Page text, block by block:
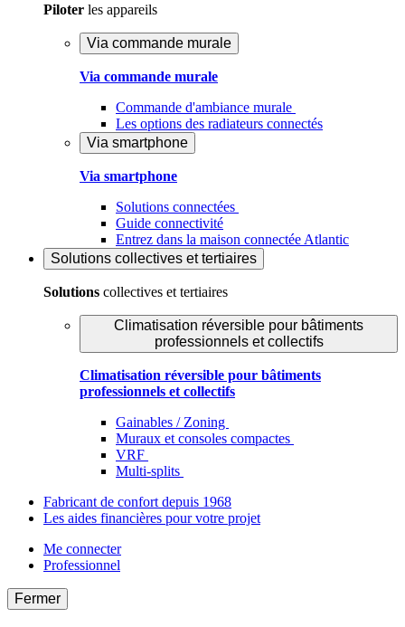
Piloter les appareils
Via commande murale
Via commande murale
Commande d'ambiance murale
Les options des radiateurs connectés
Via smartphone
Via smartphone
Solutions connectées
Guide connectivité
Entrez dans la maison connectée Atlantic
Solutions collectives et tertiaires
Solutions collectives et tertiaires
Climatisation réversible pour bâtiments
professionnels et collectifs
Climatisation réversible pour bâtiments
professionnels et collectifs
Gainables / Zoning
Muraux et consoles compactes
VRF
Multi-splits
Fabricant de confort depuis 1968
Les aides financières pour votre projet
Me connecter
Professionnel
Fermer